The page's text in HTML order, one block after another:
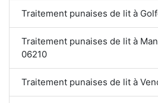
Traitement punaises de lit à
Traitement punaises de lit à
06210
Traitement punaises de lit à